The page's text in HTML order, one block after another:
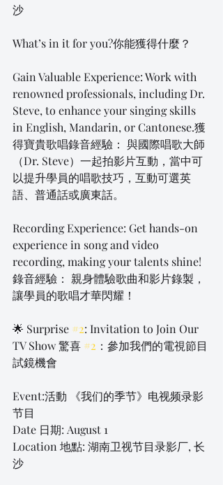
沙
What’s in it for you?你能獲得什麼？
Gain Valuable Experience: Work with
renowned professionals, including Dr.
Steve, to enhance your singing skills
in English, Mandarin, or Cantonese.獲
得寶貴歌唱錄音經驗： 與國際唱歌大師
（Dr. Steve）一起拍影片互動，當中可
以提升學員的唱歌技巧，互動可選英
語、普通話或廣東話。
Recording Experience: Get hands-on
experience in song and video
recording, making your talents shine!
錄音經驗： 親身體驗歌曲和影片錄製，
讓學員的歌唱才華閃耀！
🌟 Surprise #2: Invitation to Join Our
TV Show 驚喜 #2 ：參加我們的電視節目
試鏡機會
Event:活動 《我们的季节》电视频录影
节目
Date 日期: August 1
Location 地點: 湖南卫视节目录影厂, 长
沙